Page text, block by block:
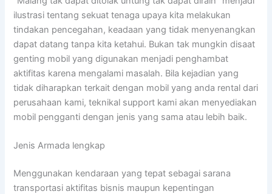
ilustrasi tentang sekuat tenaga upaya kita melakukan
tindakan pencegahan, keadaan yang tidak menyenangkan
dapat datang tanpa kita ketahui. Bukan tak mungkin disaat
genting mobil yang digunakan menjadi penghambat
aktifitas karena mengalami masalah. Bila kejadian yang
tidak diharapkan terkait dengan mobil yang anda rental dari
perusahaan kami, teknikal support kami akan menyediakan
mobil pengganti dengan jenis yang sama atau lebih baik.
Jenis Armada lengkap
Menggunakan kendaraan yang tepat sebagai sarana
transportasi aktifitas bisnis maupun kepentingan